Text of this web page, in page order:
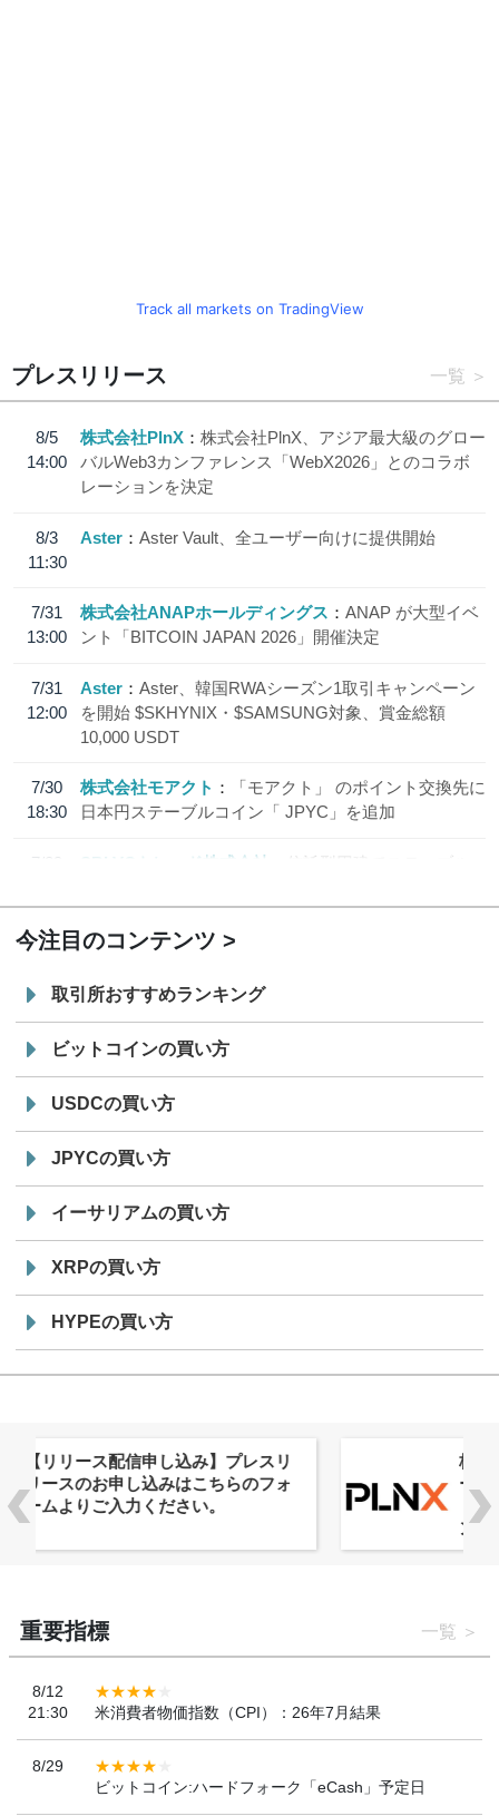
Track all markets on TradingView
プレスリリース 一覧
8/5
14:00
株式会社PlnX
株式会社PlnX、アジア最大級のグロー
バルWeb3カンファレンス「WebX2026」とのコラボ
レーションを決定
8/3
11:30
Aster Aster Vault、全ユーザー向けに提供開始
7/31
13:00
株式会社ANAPホールディングス
ANAP が大型イベ
ント「BITCOIN JAPAN 2026」開催決定
7/31
12:00
Aster
Aster、韓国RWAシーズン1取引キャンペーン
を開始 $SKHYNIX・$SAMSUNG対象、賞金総額
10,000 USDT
7/30
18:30
株式会社モアクト
「モアクト」 のポイント交換先に
日本円ステーブルコイン「 JPYC」を追加
7/29
SBI VCトレード株式会社
信託型円建てステーブル
今注目のコンテンツ
取引所おすすめランキング
ビットコインの買い方
USDCの買い方
JPYCの買い方
イーサリアムの買い方
XRPの買い方
HYPEの買い方
株式会社PlnX、アジア最大級のグロ
ーバルWeb3カンファレンス
「WebX2026」とのコラボレーショ
重要指標 一覧
8/12
21:30
米消費者物価指数（CPI）：26年7月結果
8/29
ビットコイン:ハードフォーク「eCash」予定日